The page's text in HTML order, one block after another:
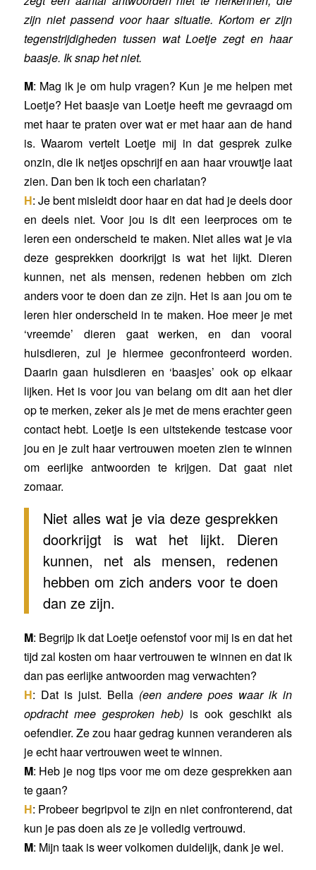
zijn niet passend voor haar situatie. Kortom er zijn
tegenstrijdigheden tussen wat Loetje zegt en haar
baasje. Ik snap het niet.
M: Mag ik je om hulp vragen? Kun je me helpen met
Loetje? Het baasje van Loetje heeft me gevraagd om
met haar te praten over wat er met haar aan de hand
is. Waarom vertelt Loetje mij in dat gesprek zulke
onzin, die ik netjes opschrijf en aan haar vrouwtje laat
zien. Dan ben ik toch een charlatan?
H: Je bent misleidt door haar en dat had je deels door
en deels niet. Voor jou is dit een leerproces om te
leren een onderscheid te maken. Niet alles wat je via
deze gesprekken doorkrijgt is wat het lijkt. Dieren
kunnen, net als mensen, redenen hebben om zich
anders voor te doen dan ze zijn. Het is aan jou om te
leren hier onderscheid in te maken. Hoe meer je met
‘vreemde’ dieren gaat werken, en dan vooral
huisdieren, zul je hiermee geconfronteerd worden.
Daarin gaan huisdieren en ‘baasjes’ ook op elkaar
lijken. Het is voor jou van belang om dit aan het dier
op te merken, zeker als je met de mens erachter geen
contact hebt. Loetje is een uitstekende testcase voor
jou en je zult haar vertrouwen moeten zien te winnen
om eerlijke antwoorden te krijgen. Dat gaat niet
zomaar.
Niet alles wat je via deze gesprekken
doorkrijgt is wat het lijkt. Dieren
kunnen, net als mensen, redenen
hebben om zich anders voor te doen
dan ze zijn.
M: Begrijp ik dat Loetje oefenstof voor mij is en dat het
tijd zal kosten om haar vertrouwen te winnen en dat ik
dan pas eerlijke antwoorden mag verwachten?
H: Dat is juist. Bella (een andere poes waar ik in
opdracht mee gesproken heb)is ook geschikt als
oefendier. Ze zou haar gedrag kunnen veranderen als
je echt haar vertrouwen weet te winnen.
M: Heb je nog tips voor me om deze gesprekken aan
te gaan?
H: Probeer begripvol te zijn en niet confronterend, dat
kun je pas doen als ze je volledig vertrouwd.
M: Mijn taak is weer volkomen duidelijk, dank je wel.